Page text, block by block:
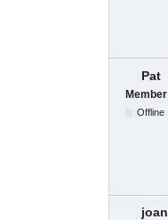
Pat
Member
Offline
joan